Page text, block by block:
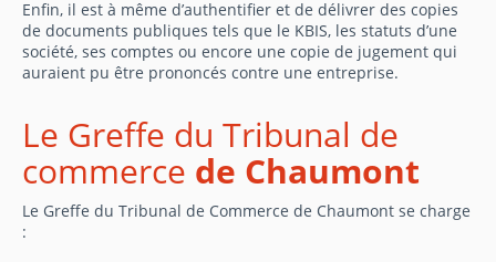
Enfin, il est à même d’authentifier et de délivrer des copies
de documents publiques tels que le KBIS, les statuts d’une
société, ses comptes ou encore une copie de jugement qui
auraient pu être prononcés contre une entreprise.
Le Greffe du Tribunal de
commerce de Chaumont
Le Greffe du Tribunal de Commerce de Chaumont se charge
: